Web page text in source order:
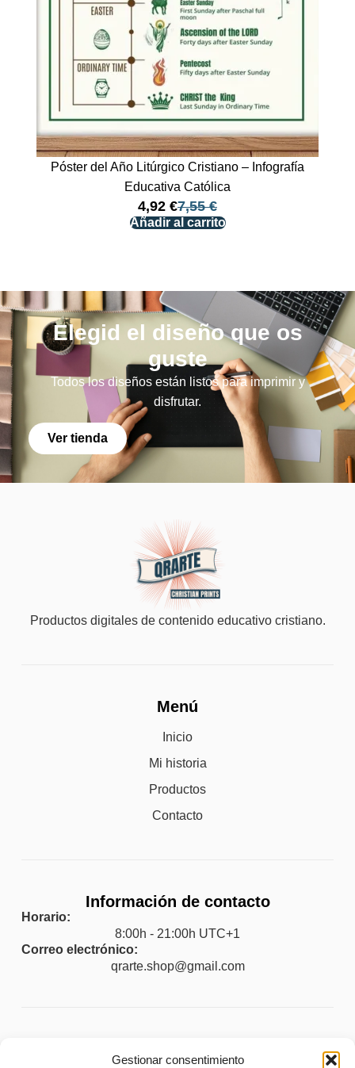
Gestionar consentimiento
Póster del Año Litúrgico Cristiano – Infografía
Educativa Católica
7,55€
4,92 €
Añadir al carrito
Elegid el diseño que os
guste
Todos los diseños están listos para imprimir y
disfrutar.
Ver tienda
Productos digitales de contenido educativo cristiano.
Menú
Inicio
Mi historia
Productos
Contacto
Información de contacto
Horario:
8:00h - 21:00h UTC+1
Correo electrónico:
qrarte.shop@gmail.com